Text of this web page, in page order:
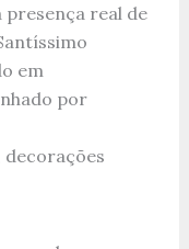
presença real de
em
por
decorações